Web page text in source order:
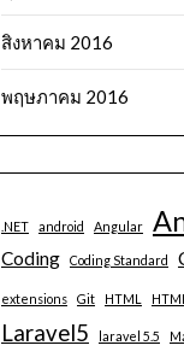
สิงหาคม 2016
พฤษภาคม 2016
.NET android Angular
Coding Coding Standard
extensions Git HTML
Laravel5 laravel 5.5